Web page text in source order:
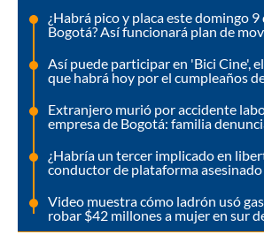
¿Habrá pico y placa este domingo 9
Bogotá? Así funcionará plan de
Así puede participar en 'Bici Cine',
que habrá hoy por el cumpleaños
Extranjero murió por accidente
empresa de Bogotá: familia
¿Habría un tercer implicado en
conductor de plataforma asesinado
Video muestra cómo ladrón usó
robar $42 millones a mujer en sur